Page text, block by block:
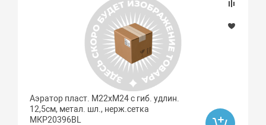
Аэратор пласт. М22хМ24 с гиб. удлин.
12,5см, метал. шл., нерж.сетка
МКР20396BL